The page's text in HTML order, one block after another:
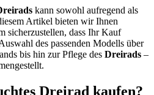
kann sowohl aufregend als
Artikel bieten wir Ihnen
sicherzustellen, dass Ihr Kauf
des passenden Modells über
bis hin zur Pflege des Dreirads –
Dreirad kaufen?